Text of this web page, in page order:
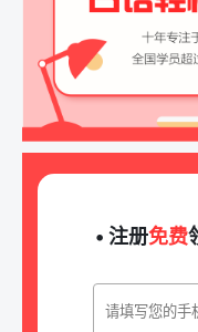
• 注册免费